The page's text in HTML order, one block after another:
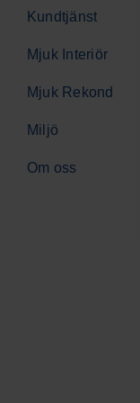
Västerås (2)
Mjuk Interiör
Nöjda kunder
Kundtjänst
Mjuk Interiör
Mjuk Rekond
Miljö
Om oss